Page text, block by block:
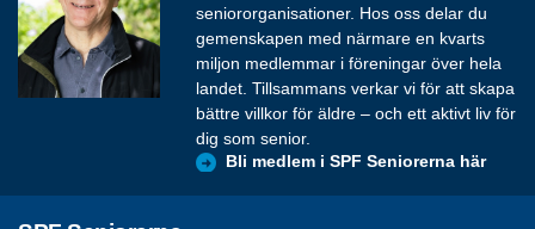
seniororganisationer. Hos oss delar du
gemenskapen med närmare en kvarts
miljon medlemmar i föreningar över hela
landet. Tillsammans verkar vi för att skapa
bättre villkor för äldre – och ett aktivt liv för
dig som senior.
Bli medlem i SPF Seniorerna här